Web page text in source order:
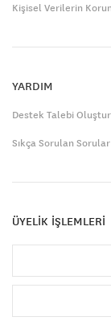
Kişisel Verilerin
YARDIM
Destek Talebi Oluştur
Sıkça Sorulan Sorular
ÜYELİK İŞLEMLERİ